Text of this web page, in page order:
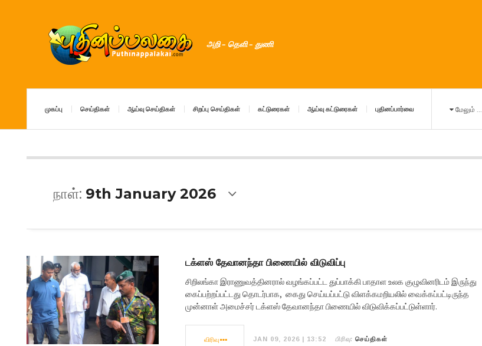
அறி – தெளி – துணி
முகப்பு செய்திகள் ஆய்வு செய்திகள் சிறப்பு செய்திகள் கட்டுரைகள் ஆய்வு கட்டுரைகள் புதினப்பார்வை மேலும் ...
நாள்: 9th January 2026
டக்ளஸ் தேவானந்தா பிணையில் விடுவிப்பு
சிறிலங்கா இராணுவத்தினரால் வழங்கப்பட்ட துப்பாக்கி பாதாள உலக குழுவினரிடம் இருந்து
கைப்பற்றப்பட்டது தொடர்பாக, கைது செய்யப்பட்டு விளக்கமறியலில் வைக்கப்பட்டிருந்த
முன்னாள் அமைச்சர் டக்ளஸ் தேவானந்தா பிணையில் விடுவிக்கப்பட்டுள்ளார்.
விரிவு JAN 09, 2026 | 13:52 பிரிவு: செய்திகள்